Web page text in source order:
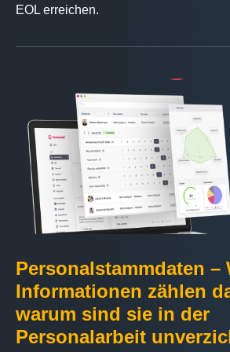
EOL erreichen.
Personalstammdaten –
Informationen zählen
warum sind sie in der
Personalarbeit